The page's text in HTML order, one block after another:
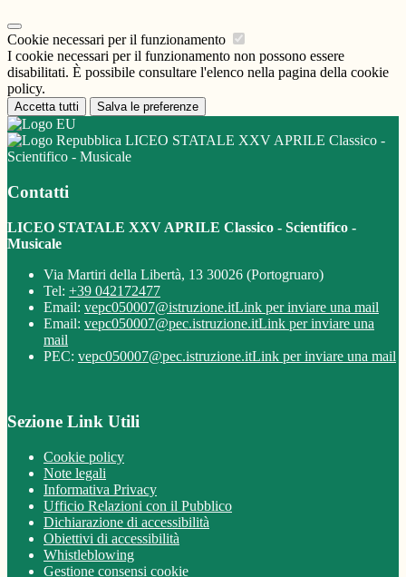
Cookie necessari per il funzionamento
I cookie necessari per il funzionamento non possono essere
disabilitati. È possibile consultare l'elenco nella pagina della cookie
policy.
Accetta tutti Salva le preferenze
LICEO STATALE XXV APRILE Classico -
Scientifico - Musicale
Contatti
LICEO STATALE XXV APRILE Classico - Scientifico -
Musicale
Via Martiri della Libertà, 13 30026 (Portogruaro)
Tel: +39 042172477
Email: vepc050007@istruzione.itLink per inviare una mail
Email: vepc050007@pec.istruzione.itLink per inviare una
mail
PEC: vepc050007@pec.istruzione.itLink per inviare una mail
Sezione Link Utili
Cookie policy
Note legali
Informativa Privacy
Ufficio Relazioni con il Pubblico
Dichiarazione di accessibilità
Obiettivi di accessibilità
Whistleblowing
Gestione consensi cookie